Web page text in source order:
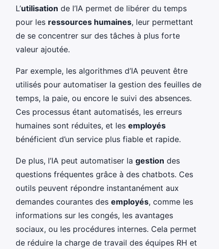
L’utilisation de l’IA permet de libérer du temps
pour les ressources humaines, leur permettant
de se concentrer sur des tâches à plus forte
valeur ajoutée.
Par exemple, les algorithmes d’IA peuvent être
utilisés pour automatiser la gestion des feuilles de
temps, la paie, ou encore le suivi des absences.
Ces processus étant automatisés, les erreurs
humaines sont réduites, et les employés
bénéficient d’un service plus fiable et rapide.
De plus, l’IA peut automatiser la gestion des
questions fréquentes grâce à des chatbots. Ces
outils peuvent répondre instantanément aux
demandes courantes des employés, comme les
informations sur les congés, les avantages
sociaux, ou les procédures internes. Cela permet
de réduire la charge de travail des équipes RH et